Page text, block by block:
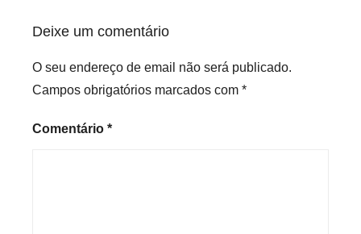
Deixe um comentário
O seu endereço de email não será publicado.
Campos obrigatórios marcados com *
Comentário *